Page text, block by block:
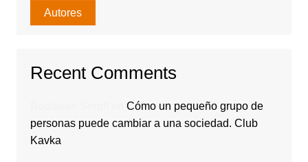
Autores
Recent Comments
Cómo un pequeño grupo de
personas puede cambiar a una sociedad. Club
Kavka